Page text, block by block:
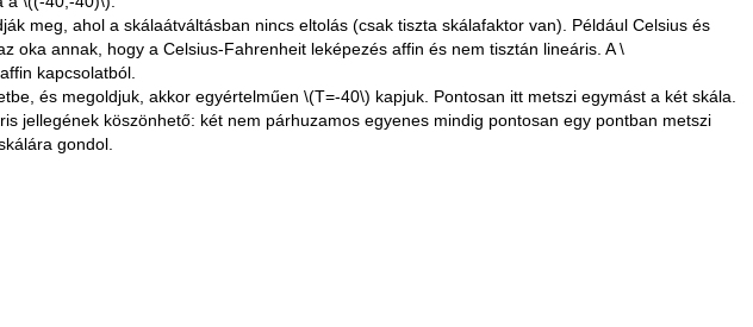
meg, ahol a skálaátváltásban nincs eltolás (csak tiszta skálafaktor van). Például Celsius és
oka annak, hogy a Celsius-Fahrenheit leképezés affin és nem tisztán lineáris. A\
kapcsolatból.
és megoldjuk, akkor egyértelműen \(T=-40\) kapjuk. Pontosan itt metszi egymást a két skála.
jellegének köszönhető: két nem párhuzamos egyenes mindig pontosan egy pontban metszi
gondol.